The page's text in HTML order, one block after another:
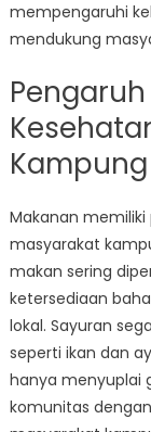
mempengaruhi
mendukung
Kampung
Makanan
masyarakat
makan sering
ketersediaan
lokal. Sayuran
seperti ikan dan
hanya menyuplai
komunitas